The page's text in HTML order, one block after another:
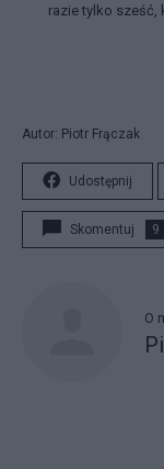
razie tylko sześć,
Autor: Piotr Frączak
Udostępnij
Skomentuj 9
O